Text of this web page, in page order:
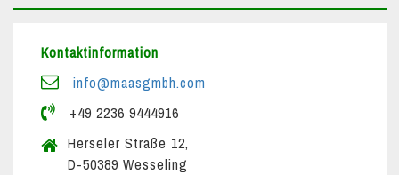
Kontaktinformation
info@maasgmbh.com
+49 2236 9444916
Herseler Straße 12,
D-50389 Wesseling